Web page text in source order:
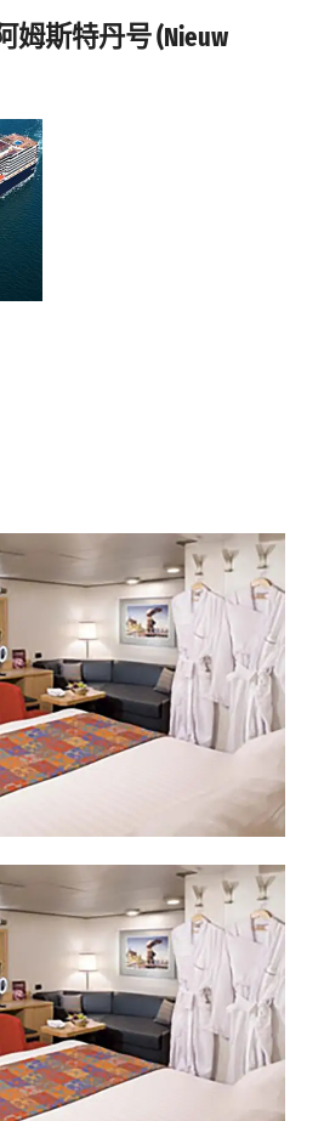
期一
蓬塔阿雷纳
期二
期二
三
四
五
六
日
一
布宜诺斯艾
利斯
姆斯特丹号 (Nieuw